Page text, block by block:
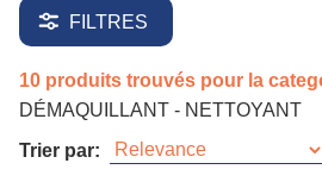
FILTRES
10 produits trouvés pour la
DÉMAQUILLANT - NETTOYANT
Trier par: